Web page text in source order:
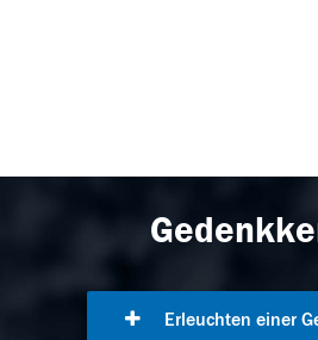
Erleuchten einer